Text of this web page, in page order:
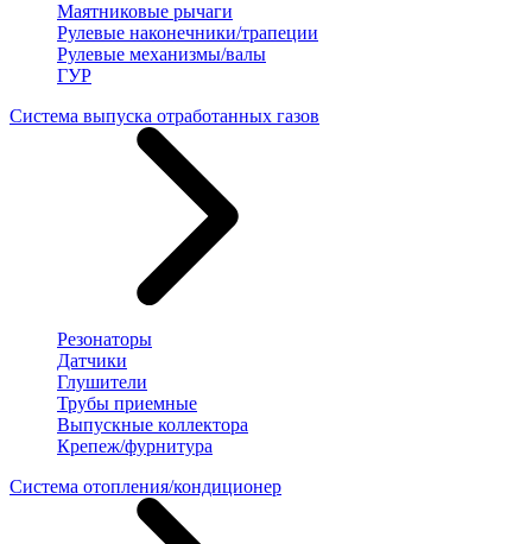
Маятниковые рычаги
Рулевые наконечники/трапеции
Рулевые механизмы/валы
ГУР
Система выпуска отработанных газов
Резонаторы
Датчики
Глушители
Трубы приемные
Выпускные коллектора
Крепеж/фурнитура
Система отопления/кондиционер